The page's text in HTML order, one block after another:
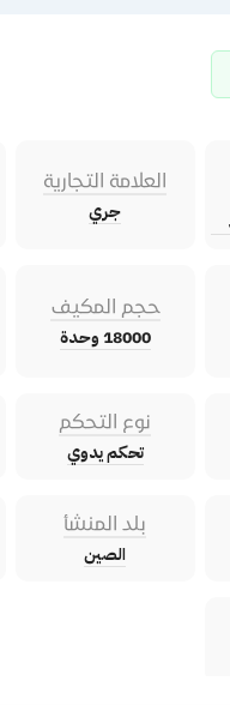
العلامة التجارية
جري
حجم المكيف
18000 وحدة
نوع التحكم
تحكم يدوي
بلد المنشأ
الصين